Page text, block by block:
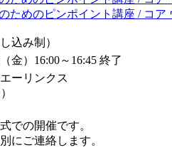
ためのピンポイント講座 / コ
込み制）
金）16:00～16:45 終了
ーリンクス
での開催です。
にご連絡します。